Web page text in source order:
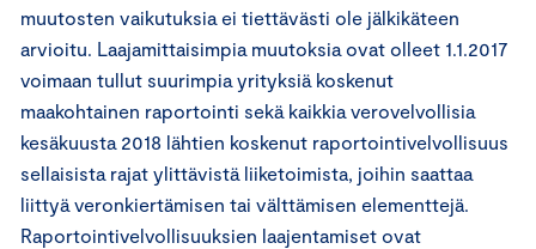
muutosten vaikutuksia ei tiettävästi ole jälkikäteen
arvioitu. Laajamittaisimpia muutoksia ovat olleet 1.1.2017
voimaan tullut suurimpia yrityksiä koskenut
maakohtainen raportointi sekä kaikkia verovelvollisia
kesäkuusta 2018 lähtien koskenut raportointivelvollisuus
sellaisista rajat ylittävistä liiketoimista, joihin saattaa
liittyä veronkiertämisen tai välttämisen elementtejä.
Raportointivelvollisuuksien laajentamiset ovat